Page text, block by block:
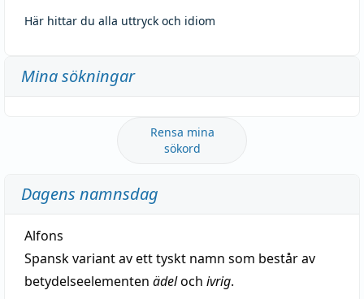
Här hittar du alla uttryck och idiom
Mina sökningar
Rensa mina
sökord
Dagens namnsdag
Alfons
Spansk variant av ett tyskt namn som består av
betydelseelementen ädeloch ivrig.